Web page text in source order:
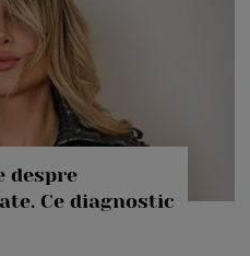
despre
Ce diagnostic